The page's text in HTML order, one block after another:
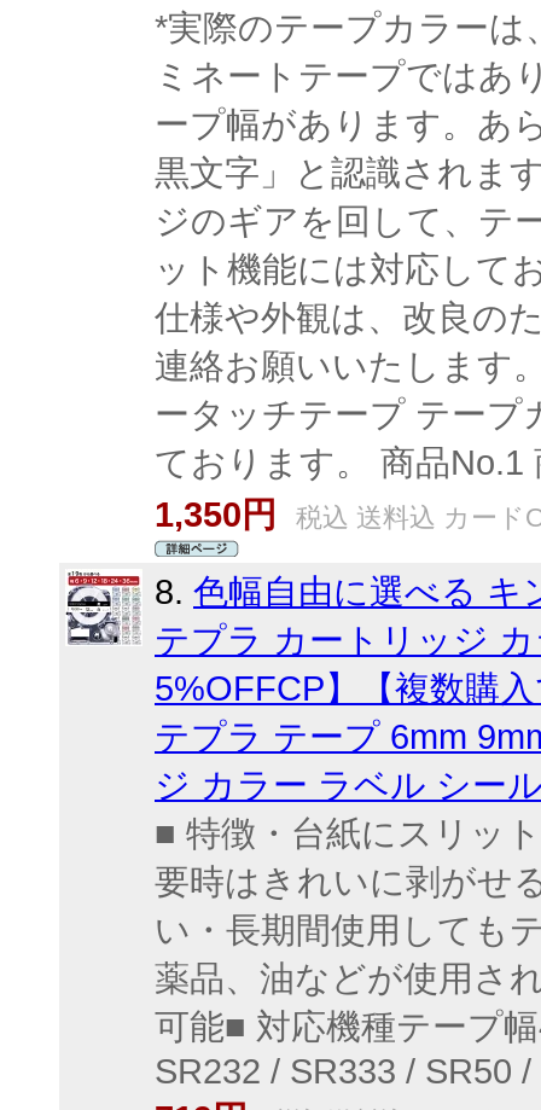
*実際のテープカラーは
ミネートテープではあ
ープ幅があります。あ
黒文字」と認識されま
ジのギアを回して、テ
ット機能には対応して
仕様や外観は、改良の
連絡お願いいたします
ータッチテープ テープ
ております。 商品No.1
1,350円
税込 送料込 カード
8. 色幅自由に選べる キ
テプラ カートリッジ
5%OFFCP】【複数購
テプラ テープ 6mm
ジ カラー ラベル シー
■ 特徴・台紙にスリッ
要時はきれいに剥がせ
い・長期間使用しても
薬品、油などが使用さ
可能■ 対応機種テープ
SR232 / SR333 / SR50